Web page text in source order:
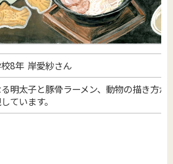
8年 岸愛紗さん
明太子と豚骨ラーメン、動物の描き方が
ています。